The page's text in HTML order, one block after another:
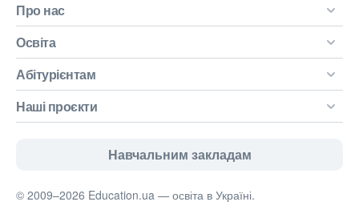
Про нас
Освіта
Абітурієнтам
Наші проєкти
Навчальним закладам
© 2009–2026 Education.ua — освіта в Україні.